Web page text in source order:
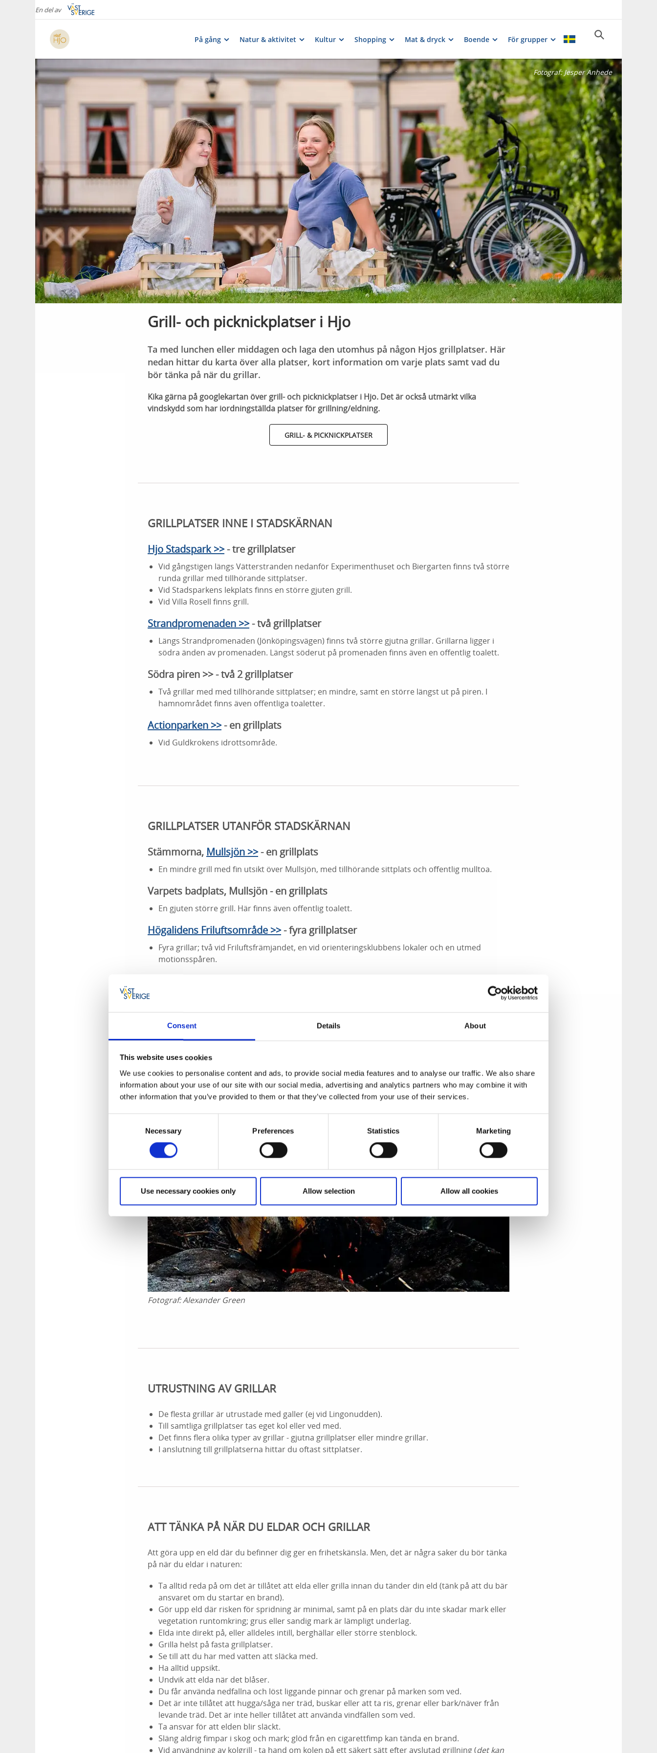
Consent Details About
This website uses cookies
We use cookies to personalise content and ads, to provide social media features and to analyse our traffic. We also share
information about your use of our site with our social media, advertising and analytics partners who may combine it with
other information that you’ve provided to them or that they’ve collected from your use of their services.
Necessary Preferences Statistics Marketing
Use necessary cookies only Allow selection Allow all cookies
En del av
På gång Natur & aktivitet Kultur Shopping Mat & dryck Boende För grupper
Fotograf: Jesper Anhede
Grill- och picknickplatser i Hjo
Ta med lunchen eller middagen och laga den utomhus på någon Hjos grillplatser. Här
nedan hittar du karta över alla platser, kort information om varje plats samt vad du
bör tänka på när du grillar.
Kika gärna på googlekartan över grill- och picknickplatser i Hjo. Det är också utmärkt vilka
vindskydd som har iordningställda platser för grillning/eldning.
GRILL- & PICKNICKPLATSER
GRILLPLATSER INNE I STADSKÄRNAN
Hjo Stadspark >>- tre grillplatser
Vid gångstigen längs Vätterstranden nedanför Experimenthuset och Biergarten finns två större
runda grillar med tillhörande sittplatser.
Vid Stadsparkens lekplats finns en större gjuten grill.
Vid Villa Rosell finns grill.
Strandpromenaden >>- två grillplatser
Längs Strandpromenaden (Jönköpingsvägen) finns två större gjutna grillar. Grillarna ligger i
södra änden av promenaden. Längst söderut på promenaden finns även en offentlig toalett.
Södra piren >> - två 2 grillplatser
Två grillar med med tillhörande sittplatser; en mindre, samt en större längst ut på piren. I
hamnområdet finns även offentliga toaletter.
Actionparken >>- en grillplats
Vid Guldkrokens idrottsområde.
GRILLPLATSER UTANFÖR STADSKÄRNAN
Stämmorna, Mullsjön >>- en grillplats
En mindre grill med fin utsikt över Mullsjön, med tillhörande sittplats och offentlig mulltoa.
Varpets badplats, Mullsjön - en grillplats
En gjuten större grill. Här finns även offentlig toalett.
Högalidens Friluftsområde >>- fyra grillplatser
Fyra grillar; två vid Friluftsfrämjandet, en vid orienteringsklubbens lokaler och en utmed
motionsspåren.
Vindskydd Lingonudden - en grillplats
Söder om Hjo, vid Erikssonsdammen, finns både vindskydd och grillplats. Platsen ligger precis
Fotograf:Alexander Green
UTRUSTNING AV GRILLAR
De flesta grillar är utrustade med galler (ej vid Lingonudden).
Till samtliga grillplatser tas eget kol eller ved med.
Det finns flera olika typer av grillar - gjutna grillplatser eller mindre grillar.
I anslutning till grillplatserna hittar du oftast sittplatser.
ATT TÄNKA PÅ NÄR DU ELDAR OCH GRILLAR
Att göra upp en eld där du befinner dig ger en frihetskänsla. Men, det är några saker du bör tänka
på när du eldar i naturen:
Ta alltid reda på om det är tillåtet att elda eller grilla innan du tänder din eld (tänk på att du bär
ansvaret om du startar en brand).
Gör upp eld där risken för spridning är minimal, samt på en plats där du inte skadar mark eller
vegetation runtomkring; grus eller sandig mark är lämpligt underlag.
Elda inte direkt på, eller alldeles intill, berghällar eller större stenblock.
Grilla helst på fasta grillplatser.
Se till att du har med vatten att släcka med.
Ha alltid uppsikt.
Undvik att elda när det blåser.
Du får använda nedfallna och löst liggande pinnar och grenar på marken som ved.
Det är inte tillåtet att hugga/såga ner träd, buskar eller att ta ris, grenar eller bark/näver från
levande träd. Det är inte heller tillåtet att använda vindfällen som ved.
Ta ansvar för att elden blir släckt.
Släng aldrig fimpar i skog och mark; glöd från en cigarettfimp kan tända en brand.
Vid användning av kolgrill - ta hand om kolen på ett säkert sätt efter avslutad grillning (det kan